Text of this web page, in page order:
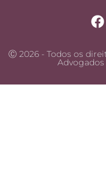
Ⓒ 2026 - Todos os
Advogados